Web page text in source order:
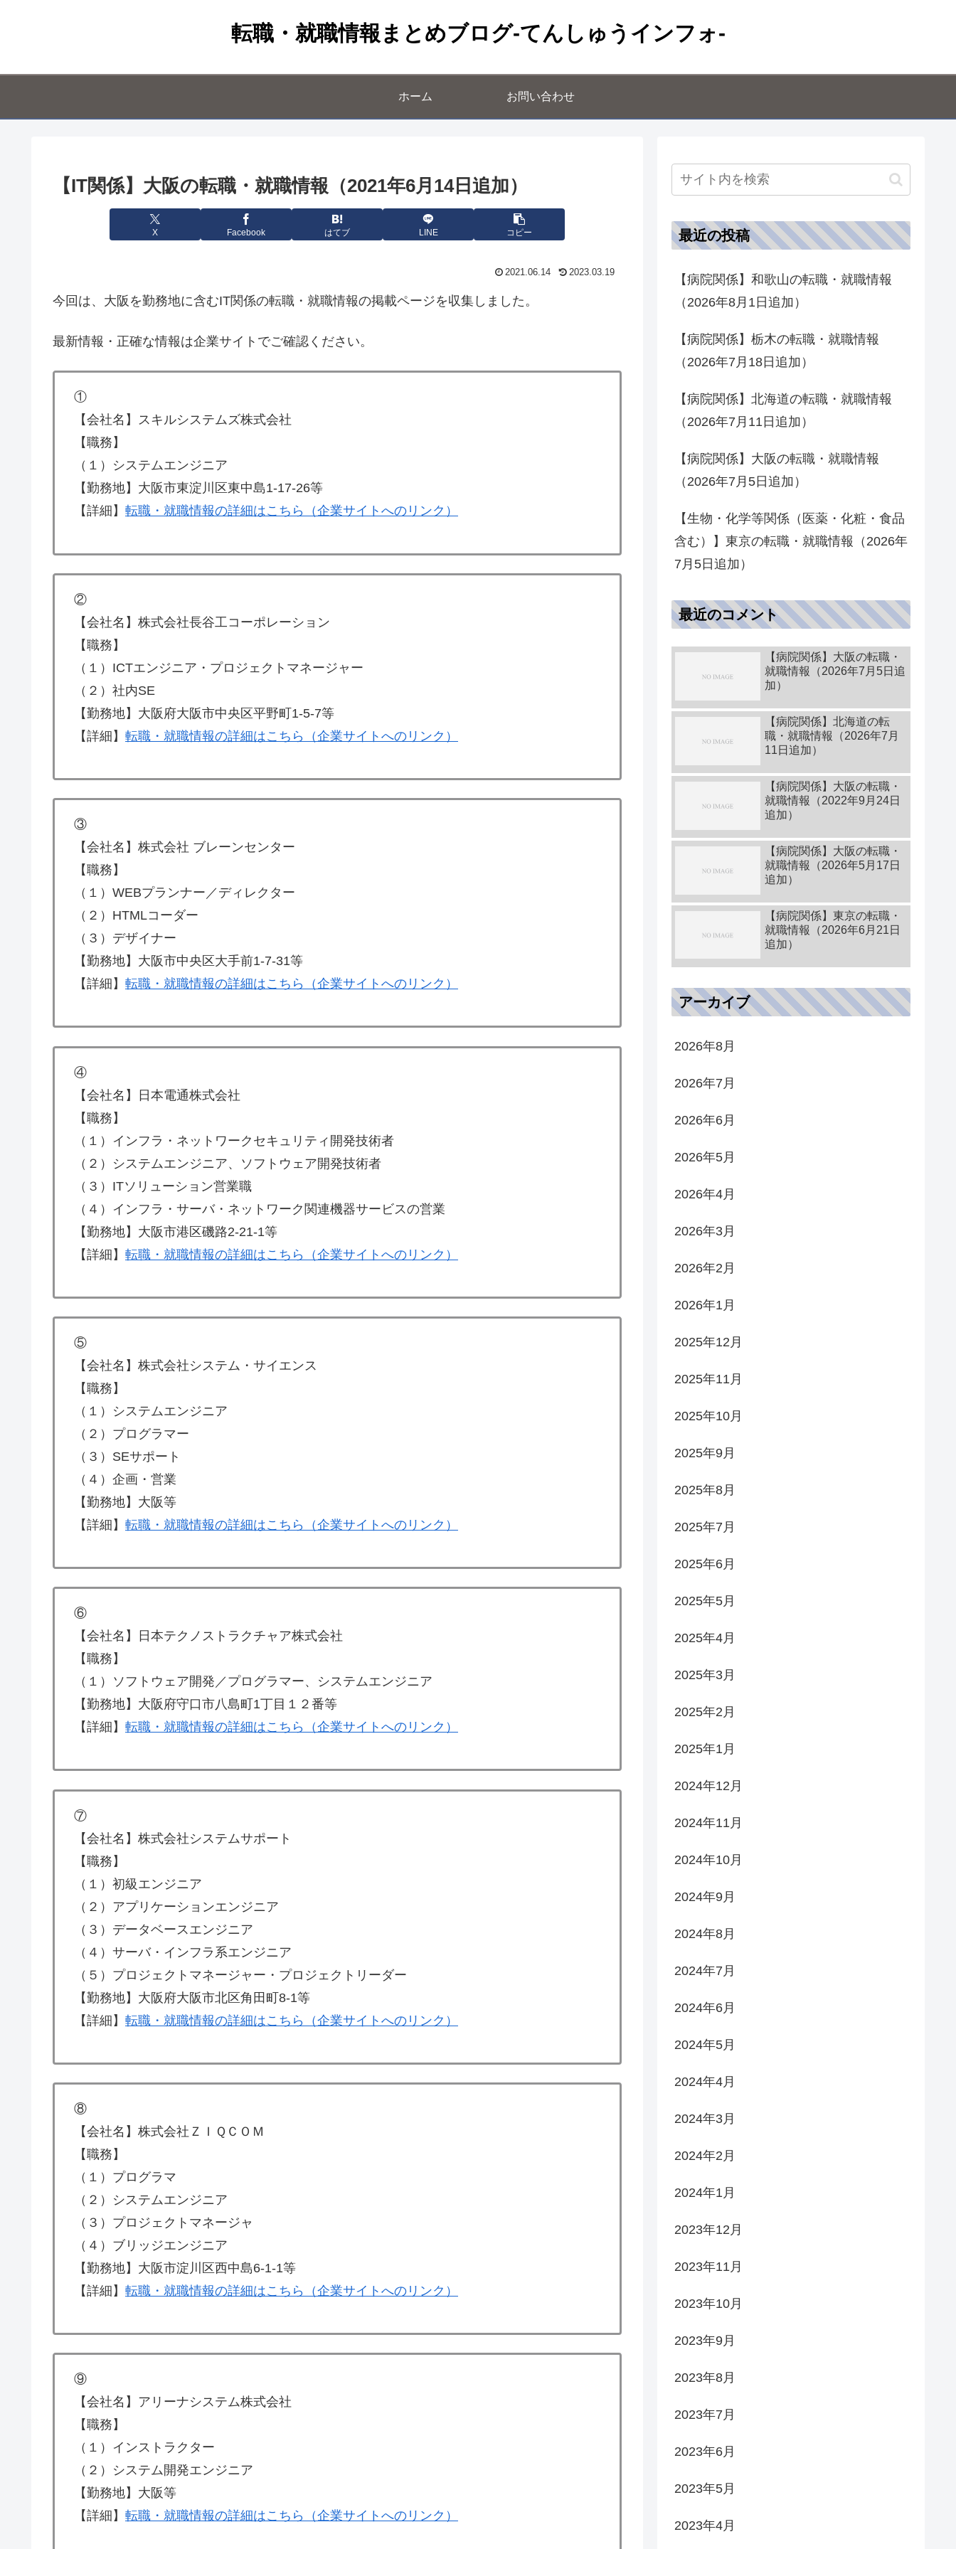
転職・就職情報まとめブログ-てんしゅうインフォ-
ホーム お問い合わせ
【IT関係】大阪の転職・就職情報（2021年6月14日追加）
X Facebook はてブ LINE コピー
2021.06.14 2023.03.19
今回は、大阪を勤務地に含むIT関係の転職・就職情報の掲載ページを収集しました。
最新情報・正確な情報は企業サイトでご確認ください。
①
【会社名】スキルシステムズ株式会社
【職務】
（１）システムエンジニア
【勤務地】大阪市東淀川区東中島1-17-26等
【詳細】 転職・就職情報の詳細はこちら（企業サイトへのリンク）
②
【会社名】株式会社長谷工コーポレーション
【職務】
（１）ICTエンジニア・プロジェクトマネージャー
（２）社内SE
【勤務地】大阪府大阪市中央区平野町1-5-7等
【詳細】 転職・就職情報の詳細はこちら（企業サイトへのリンク）
③
【会社名】株式会社 ブレーンセンター
【職務】
（１）WEBプランナー／ディレクター
（２）HTMLコーダー
（３）デザイナー
【勤務地】大阪市中央区大手前1-7-31等
【詳細】 転職・就職情報の詳細はこちら（企業サイトへのリンク）
④
【会社名】日本電通株式会社
【職務】
（１）インフラ・ネットワークセキュリティ開発技術者
（２）システムエンジニア、ソフトウェア開発技術者
（３）ITソリューション営業職
（４）インフラ・サーバ・ネットワーク関連機器サービスの営業
【勤務地】大阪市港区磯路2-21-1等
【詳細】 転職・就職情報の詳細はこちら（企業サイトへのリンク）
⑤
【会社名】株式会社システム・サイエンス
【職務】
（１）システムエンジニア
（２）プログラマー
（３）SEサポート
（４）企画・営業
【勤務地】大阪等
【詳細】 転職・就職情報の詳細はこちら（企業サイトへのリンク）
⑥
【会社名】日本テクノストラクチャア株式会社
【職務】
（１）ソフトウェア開発／プログラマー、システムエンジニア
【勤務地】大阪府守口市八島町1丁目１２番等
【詳細】 転職・就職情報の詳細はこちら（企業サイトへのリンク）
⑦
【会社名】株式会社システムサポート
【職務】
（１）初級エンジニア
（２）アプリケーションエンジニア
（３）データベースエンジニア
（４）サーバ・インフラ系エンジニア
（５）プロジェクトマネージャー・プロジェクトリーダー
【勤務地】大阪府大阪市北区角田町8-1等
【詳細】 転職・就職情報の詳細はこちら（企業サイトへのリンク）
⑧
【会社名】株式会社ＺＩＱＣＯＭ
【職務】
（１）プログラマ
（２）システムエンジニア
（３）プロジェクトマネージャ
（４）ブリッジエンジニア
【勤務地】大阪市淀川区西中島6-1-1等
【詳細】 転職・就職情報の詳細はこちら（企業サイトへのリンク）
⑨
【会社名】アリーナシステム株式会社
【職務】
（１）インストラクター
（２）システム開発エンジニア
【勤務地】大阪等
【詳細】 転職・就職情報の詳細はこちら（企業サイトへのリンク）
最近の投稿
【病院関係】和歌山の転職・就職情報
（2026年8月1日追加）
【病院関係】栃木の転職・就職情報
（2026年7月18日追加）
【病院関係】北海道の転職・就職情報
（2026年7月11日追加）
【病院関係】大阪の転職・就職情報
（2026年7月5日追加）
【生物・化学等関係（医薬・化粧・食品
含む）】東京の転職・就職情報（2026年
7月5日追加）
最近のコメント
【病院関係】大阪の転職・
就職情報（2026年7月5日追
加）
【病院関係】北海道の転
職・就職情報（2026年7月
11日追加）
【病院関係】大阪の転職・
就職情報（2022年9月24日
追加）
【病院関係】大阪の転職・
就職情報（2026年5月17日
追加）
【病院関係】東京の転職・
就職情報（2026年6月21日
追加）
アーカイブ
2026年8月
2026年7月
2026年6月
2026年5月
2026年4月
2026年3月
2026年2月
2026年1月
2025年12月
2025年11月
2025年10月
2025年9月
2025年8月
2025年7月
2025年6月
2025年5月
2025年4月
2025年3月
2025年2月
2025年1月
2024年12月
2024年11月
2024年10月
2024年9月
2024年8月
2024年7月
2024年6月
2024年5月
2024年4月
2024年3月
2024年2月
2024年1月
2023年12月
2023年11月
2023年10月
2023年9月
2023年8月
2023年7月
2023年6月
2023年5月
2023年4月